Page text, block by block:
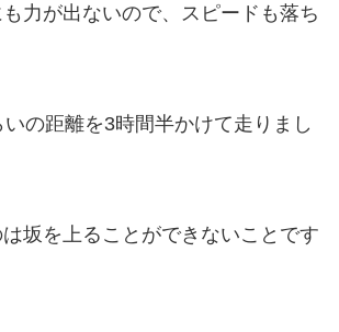
力が出ないので、スピードも落ち
の距離を3時間半かけて走りまし
坂を上ることができないことです